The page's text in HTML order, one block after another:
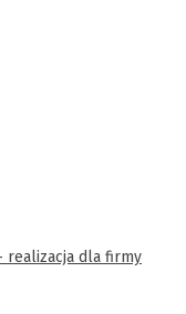
realizacja dla firmy